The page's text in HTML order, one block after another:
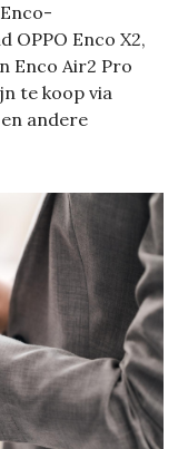
OPPO Enco X2,
Enco Air2 Pro
te koop via
andere